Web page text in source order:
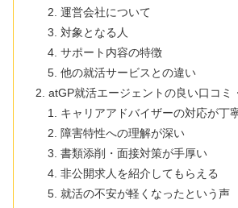
運営会社について
対象となる人
サポート内容の特徴
他の就活サービスとの違い
atGP就活エージェントの良い口コミ
キャリアアドバイザーの対応が丁
障害特性への理解が深い
書類添削・面接対策が手厚い
非公開求人を紹介してもらえる
就活の不安が軽くなったという声